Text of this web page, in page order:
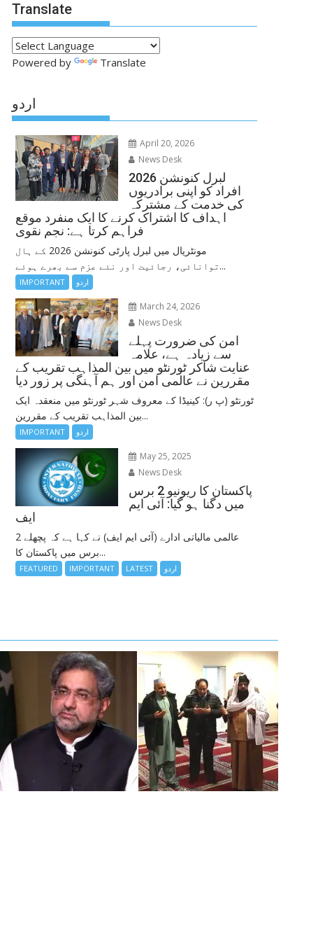
Translate
Powered by Translate
اردو
April 20, 2026
News Desk
لبرل کنونشن 2026
افراد کو اپنی برادریوں
کی خدمت کے مشترکہ
اہداف کا اشتراک کرنے کا ایک منفرد موقع
فراہم کرتا ہے: نجم نقوی
مونٹریال میں لبرل پارٹی کنونشن 2026 کے ہال
توانائی، رجائیت اور نئے عزم سے بھرے ہوئے...
IMPORTANT اردو
March 24, 2026
News Desk
امن کی ضرورت پہلے
سے زیادہ ہے، علامہ
عنایت شاکر ٹورنٹو میں بین المذاہب تقریب کے
مقررین نے عالمی امن اور ہم آہنگی پر زور دیا
ٹورنٹو (پ ر): کینیڈا کے معروف شہر ٹورنٹو میں منعقدہ ایک
بین المذاہب تقریب کے مقررین...
IMPORTANT اردو
May 25, 2025
News Desk
پاکستان کا ریونیو 2 برس
میں دگنا ہو گیا: آئی ایم
ایف
عالمی مالیاتی ادارے (آئی ایم ایف) نے کہا ہے کہ پچھلے 2
برس میں پاکستان کا...
FEATURED IMPORTANT LATEST اردو